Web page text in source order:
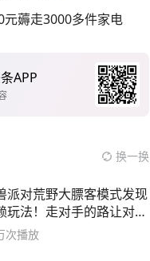
元薅走3000多件家电
APP
换一换
派对荒野大膘客模式发现
玩法！走对手的路让对手
可走
次播放